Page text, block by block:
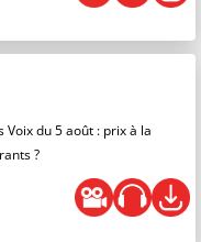
du 5 août : prix à la
?